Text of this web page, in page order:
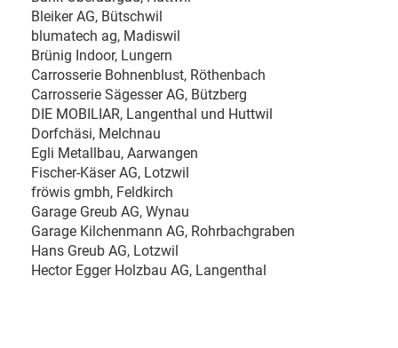
Bleiker AG, Bütschwil
blumatech ag, Madiswil
Brünig Indoor, Lungern
Carrosserie Bohnenblust, Röthenbach
Carrosserie Sägesser AG, Bützberg
DIE MOBILIAR, Langenthal und Huttwil
Dorfchäsi, Melchnau
Egli Metallbau, Aarwangen
Fischer-Käser AG, Lotzwil
fröwis gmbh, Feldkirch
Garage Greub AG, Wynau
Garage Kilchenmann AG, Rohrbachgraben
Hans Greub AG, Lotzwil
Hector Egger Holzbau AG, Langenthal